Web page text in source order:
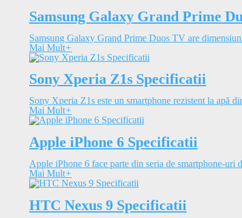
Samsung Galaxy Grand Prime
Samsung Galaxy Grand Prime Duos TV are
Mai Mult+
Sony Xperia Z1s Specificatii
Sony Xperia Z1s este un smartphone rezistent la apă
Mai Mult+
Apple iPhone 6 Specificatii
Apple iPhone 6 face parte din seria de smartphone-uri
Mai Mult+
HTC Nexus 9 Specificatii